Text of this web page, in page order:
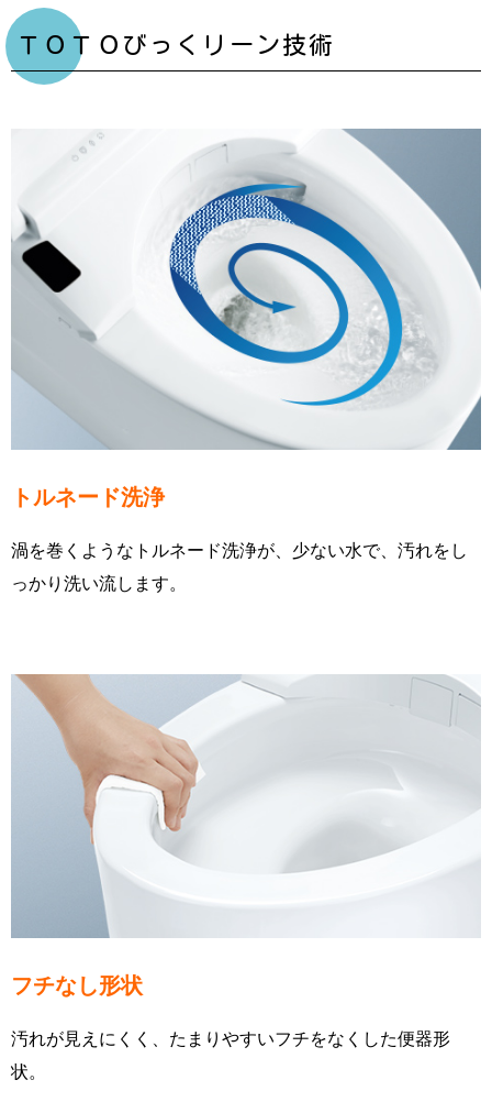
ＴＯＴＯびっくリーン技術
トルネード洗浄
渦を巻くようなトルネード洗浄が、少ない水で、汚れをし
っかり洗い流します。
フチなし形状
汚れが見えにくく、たまりやすいフチをなくした便器形
状。